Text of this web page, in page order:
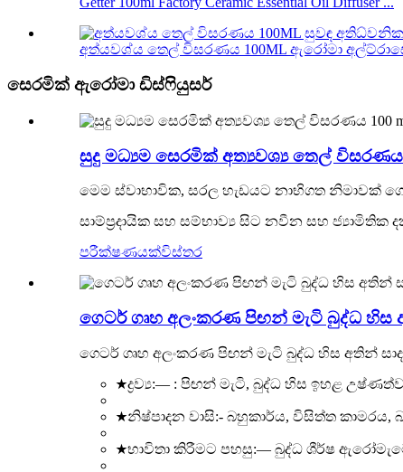
අත්යවශ්ය තෙල් විසරණය 100ML ඇරෝමා
සෙරමික් ඇරෝමා ඩිස්ෆියුසර්
සුදු මධ්‍යම සෙරමික් අත්‍යවශ්‍ය තෙල් විසරණය
මෙම ස්වාභාවික, සරල හැඩයට නාභිගත නිමාවක්
සාම්ප්‍රදායික සහ සම්භාව්‍ය සිට නවීන සහ
පරීක්ෂණයක්විස්තර
ගෙටර් ගෘහ අලංකරණ පිඟන් මැටි බුද්ධ හිස
ගෙටර් ගෘහ අලංකරණ පිඟන් මැටි බුද්ධ හිස අතින්
★ද්‍රව්‍ය:— : පිඟන් මැටි, බුද්ධ හිස ඉහළ
★නිෂ්පාදන වාසි:- බහුකාර්ය, විසිත්ත
★භාවිතා කිරීමට පහසු:— බුද්ධ ශීර්ෂ